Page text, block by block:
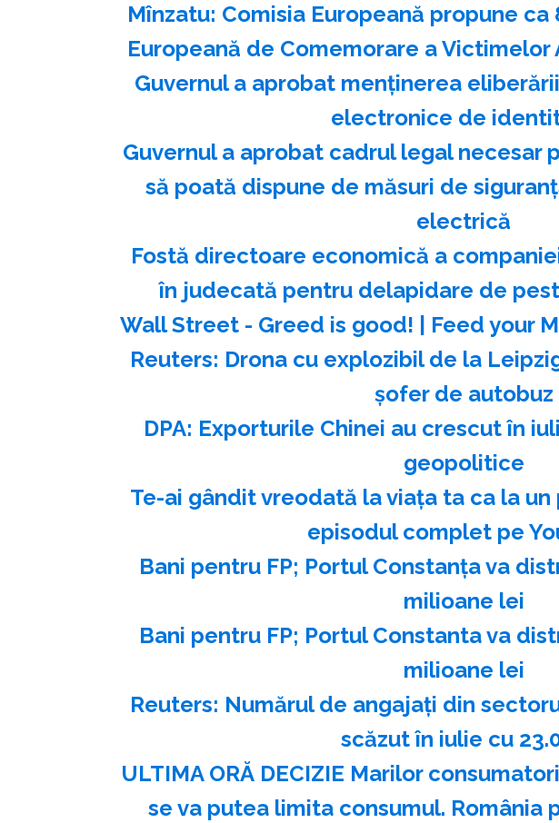
Mînzatu: Comisia Europeană propune ca
Europeană de Comemorare a
Guvernul a aprobat menţinerea
electronice de
Guvernul a aprobat cadrul legal necesar
să poată dispune de măsuri de
electrică
Fostă directoare economică a
în judecată pentru delapidare de
Wall Street - Greed is good! | Feed your
Reuters: Drona cu explozibil de la
şofer de autobuz
DPA: Exporturile Chinei au crescut în
geopolitice
Te-ai gândit vreodată la viața ta ca la
episodul complet pe
Bani pentru FP; Portul Constanţa va
milioane lei
Bani pentru FP; Portul Constanta va
milioane lei
Reuters: Numărul de angajaţi din
scăzut în iulie cu
ULTIMA ORĂ DECIZIE Marilor
se va putea limita consumul. România